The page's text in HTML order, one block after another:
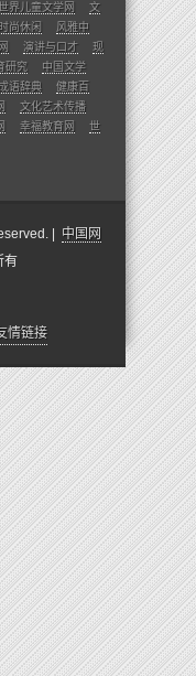
界儿童文学网
文
时尚休闲
风雅中
演讲与口才
现
研究
中国文学
成语辞典
健康百
文化艺术传播
幸福教育网
世
| 中国网
有
情链接